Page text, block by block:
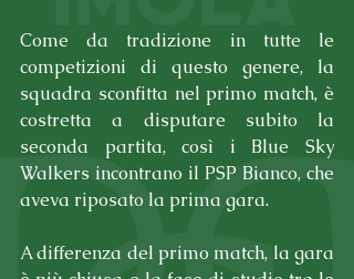
Come da tradizione in tutte le
competizioni di questo genere, la
squadra sconfitta nel primo match, è
costretta a disputare subito la
seconda partita, così i Blue Sky
Walkers incontrano il PSP Bianco, che
aveva riposato la prima gara.
A differenza del primo match, la gara